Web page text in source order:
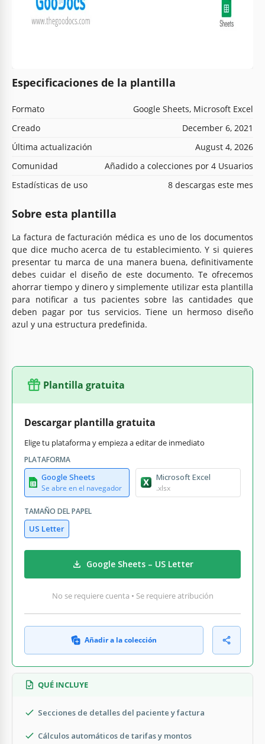
Especificaciones de la plantilla
Formato
Google Sheets, Microsoft Excel
Creado
December 6, 2021
Última actualización
August 4, 2026
Comunidad
Añadido a colecciones por 4 Usuarios
Estadísticas de uso
8 descargas este mes
Sobre esta plantilla
La factura de facturación médica es uno de los documentos
que dice mucho acerca de tu establecimiento. Y si quieres
presentar tu marca de una manera buena, definitivamente
debes cuidar el diseño de este documento. Te ofrecemos
ahorrar tiempo y dinero y simplemente utilizar esta plantilla
para notificar a tus pacientes sobre las cantidades que
deben pagar por tus servicios. Tiene un hermoso diseño
azul y una estructura predefinida.
Plantilla gratuita
Descargar plantilla gratuita
Elige tu plataforma y empieza a editar de inmediato
PLATAFORMA
Google Sheets
Se abre en el navegador
Microsoft Excel
.xlsx
TAMAÑO DEL PAPEL
US Letter
Google Sheets – US Letter
No se requiere cuenta • Se requiere atribución
Añadir a la colección
QUÉ INCLUYE
Secciones de detalles del paciente y factura
Cálculos automáticos de tarifas y montos